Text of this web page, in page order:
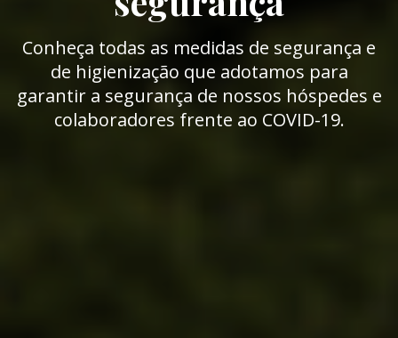
Conheça todas as medidas de segurança e
de higienização que adotamos para
garantir a segurança de nossos hóspedes e
colaboradores frente ao COVID-19.